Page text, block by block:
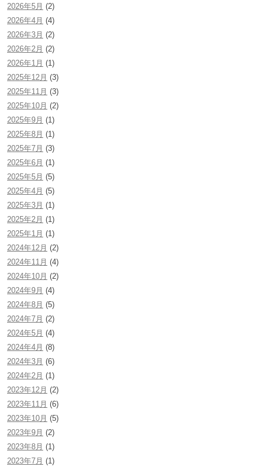
2026年5月 (2)
2026年4月 (4)
2026年3月 (2)
2026年2月 (2)
2026年1月 (1)
2025年12月 (3)
2025年11月 (3)
2025年10月 (2)
2025年9月 (1)
2025年8月 (1)
2025年7月 (3)
2025年6月 (1)
2025年5月 (5)
2025年4月 (5)
2025年3月 (1)
2025年2月 (1)
2025年1月 (1)
2024年12月 (2)
2024年11月 (4)
2024年10月 (2)
2024年9月 (4)
2024年8月 (5)
2024年7月 (2)
2024年5月 (4)
2024年4月 (8)
2024年3月 (6)
2024年2月 (1)
2023年12月 (2)
2023年11月 (6)
2023年10月 (5)
2023年9月 (2)
2023年8月 (1)
2023年7月 (1)